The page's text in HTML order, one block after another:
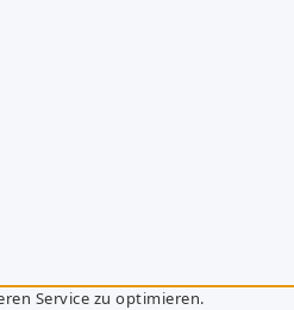
Service zu optimieren.